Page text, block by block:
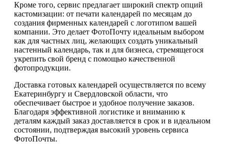
Кроме того, сервис предлагает широкий спектр опций
кастомизации: от печати календарей по месяцам до
создания фирменных календарей с логотипом вашей
компании. Это делает ФотоПочту идеальным выбором
как для частных лиц, желающих создать уникальный
настенный календарь, так и для бизнеса, стремящегося
укрепить свой бренд с помощью качественной
фотопродукции.
Доставка готовых календарей осуществляется по всему
Екатеринбургу и Свердловской области, что
обеспечивает быстрое и удобное получение заказов.
Благодаря эффективной логистике и вниманию к
деталям каждый заказ доставляется в срок и в идеальном
состоянии, подтверждая высокий уровень сервиса
ФотоПочты.